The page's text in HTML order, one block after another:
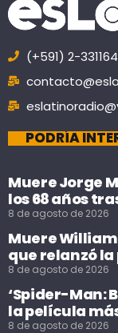
(+591) 2-331164
PODRÍA
Muere Jorge
los 68 años
8 de agosto de 2026
Muere
que relanzó
8 de agosto de 2026
‘Spider-Man:
la película
8 de agosto de 2026